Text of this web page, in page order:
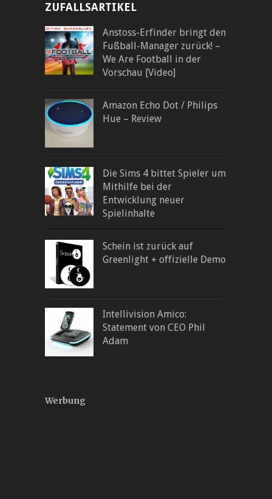
ZUFALLSARTIKEL
Anstoss-Erfinder bringt den
Fußball-Manager zurück! –
We Are Football in der
Vorschau [Video]
Amazon Echo Dot / Philips
Hue – Review
Die Sims 4 bittet Spieler um
Mithilfe bei der
Entwicklung neuer
Spielinhalte
Schein ist zurück auf
Greenlight + offizielle Demo
Intellivision Amico:
Statement von CEO Phil
Adam
Werbung